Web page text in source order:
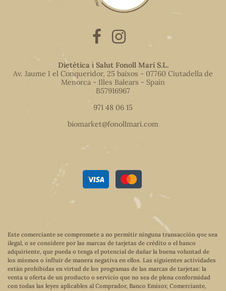
Dietètica i Salut Fonoll Marí S.L.
Av. Jaume I el Conqueridor, 25 baixos - 07760 Ciutadella de
Menorca - Illes Balears - Spain
B57916967
971 48 06 15
biomarket@fonollmari.com
Este comerciante se compromete a no permitir ninguna transacción que sea
ilegal, o se considere por las marcas de tarjetas de crédito o el banco
adquiriente, que pueda o tenga el potencial de dañar la buena voluntad de
los mismos o influir de manera negativa en ellos. Las siguientes actividades
están prohibidas en virtud de los programas de las marcas de tarjetas: la
venta u oferta de un producto o servicio que no sea de plena conformidad
con todas las leyes aplicables al Comprador, Banco Emisor, Comerciante,